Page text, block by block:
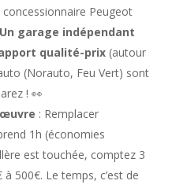
Peugeot
Un garage indépendant
qualité-prix(autour
(Norauto, Feu Vert) sont
! 👀
: Remplacer
1h (économies
est touchée, comptez 3
500€. Le temps, c’est de